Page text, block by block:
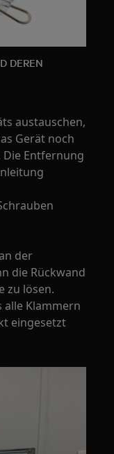
DEREN
austauschen,
Gerät noch
Entfernung
der
die Rückwand
zu lösen.
alle Klammern
eingesetzt